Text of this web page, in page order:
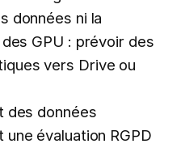
données ni la
GPU : prévoir des
vers Drive ou
données
évaluation RGPD